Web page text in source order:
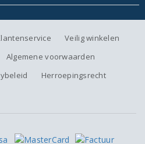
Veilig winkelen
Algemene voorwaarden
Herroepingsrecht